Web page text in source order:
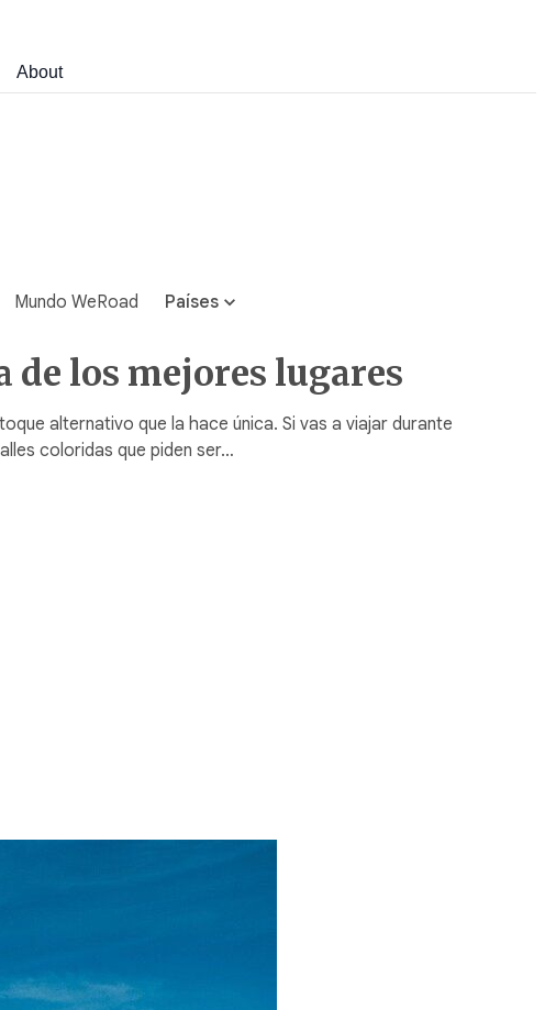
About
Mundo WeRoad Países
de los mejores lugares
alternativo que la hace única. Si vas a viajar durante
coloridas que piden ser…